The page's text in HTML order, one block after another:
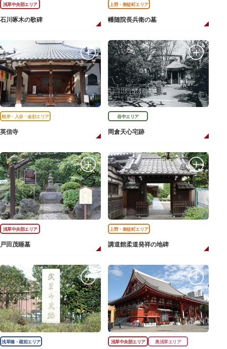
浅草中央部エリア
石川啄木の歌碑
上野・御徒町エリア
幡随院長兵衛の墓
根岸・入谷・金杉エリア
英信寺
谷中エリア
岡倉天心宅跡
浅草中央部エリア
戸田茂睡墓
上野・御徒町エリア
講道館柔道発祥の地碑
浅草橋・蔵前エリア 浅草中央部エリア 奥浅草エリア